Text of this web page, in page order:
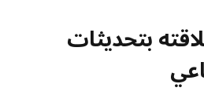
بتحديثات